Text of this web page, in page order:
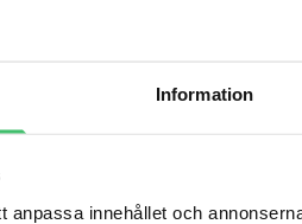
Information
anpassa innehållet och
varit avgörande för mig i min löpning.